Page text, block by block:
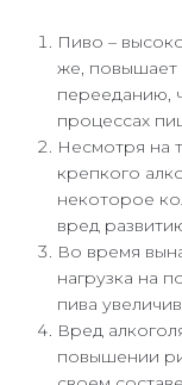
Пиво –
же, повышает
перееданию,
процессах
Несмотря на
крепкого
некоторое
вред
Во время
нагрузка на
пива
Вред
повышении